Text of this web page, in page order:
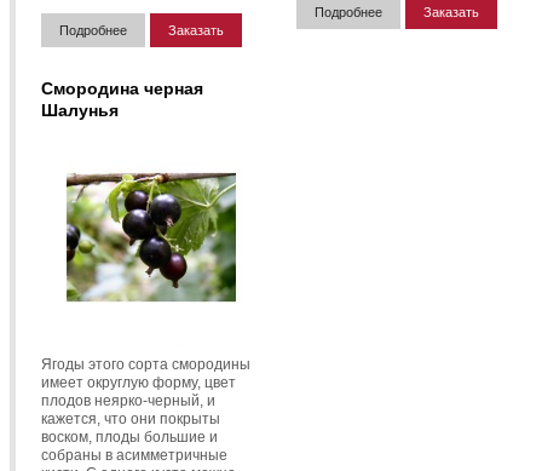
Подробнее Заказать
Подробнее Заказать
Смородина черная
Шалунья
Ягоды этого сорта смородины
имеет округлую форму, цвет
плодов неярко-черный, и
кажется, что они покрыты
воском, плоды большие и
собраны в асимметричные